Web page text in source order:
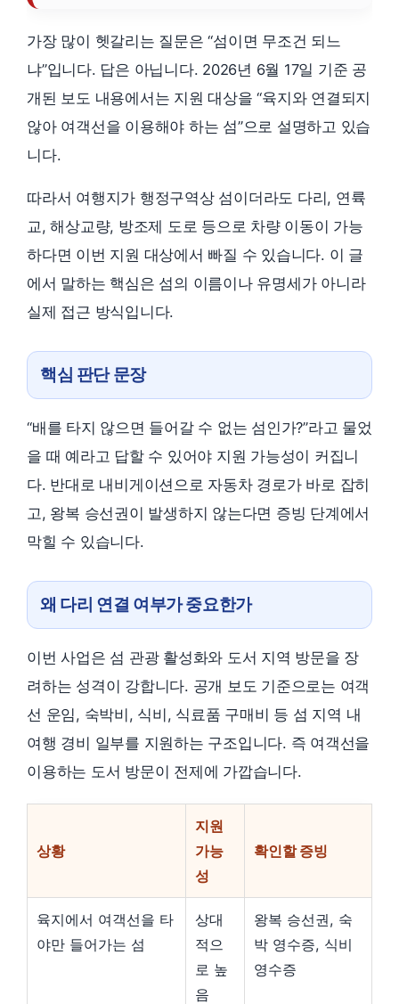
가장 많이 헷갈리는 질문은 “섬이면 무조건 되느
냐”입니다. 답은 아닙니다. 2026년 6월 17일 기준 공
개된 보도 내용에서는 지원 대상을 “육지와 연결되지
않아 여객선을 이용해야 하는 섬”으로 설명하고 있습
니다.
따라서 여행지가 행정구역상 섬이더라도 다리, 연륙
교, 해상교량, 방조제 도로 등으로 차량 이동이 가능
하다면 이번 지원 대상에서 빠질 수 있습니다. 이 글
에서 말하는 핵심은 섬의 이름이나 유명세가 아니라
실제 접근 방식입니다.
핵심 판단 문장
“배를 타지 않으면 들어갈 수 없는 섬인가?”라고 물었
을 때 예라고 답할 수 있어야 지원 가능성이 커집니
다. 반대로 내비게이션으로 자동차 경로가 바로 잡히
고, 왕복 승선권이 발생하지 않는다면 증빙 단계에서
막힐 수 있습니다.
왜 다리 연결 여부가 중요한가
이번 사업은 섬 관광 활성화와 도서 지역 방문을 장
려하는 성격이 강합니다. 공개 보도 기준으로는 여객
선 운임, 숙박비, 식비, 식료품 구매비 등 섬 지역 내
여행 경비 일부를 지원하는 구조입니다. 즉 여객선을
이용하는 도서 방문이 전제에 가깝습니다.
상황
지원
가능
성
확인할 증빙
육지에서 여객선을 타
야만 들어가는 섬
상대
적으
로 높
음
왕복 승선권, 숙
박 영수증, 식비
영수증